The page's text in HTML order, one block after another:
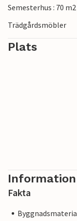
också ett paradis
Semesterhus : 70 m2
Trädgårdsmöbler
Plats
Fakta